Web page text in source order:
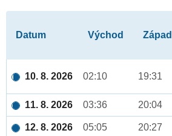
Datum Východ Západ
10. 8. 2026 02:10 19:31
11. 8. 2026 03:36 20:04
12. 8. 2026 05:05 20:27